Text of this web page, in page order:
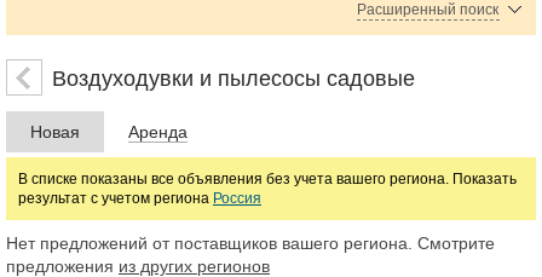
Расширенный поиск
Цена
руб.
Марка
Воздуходувки и пылесосы садовые
Новая Аренда
В списке показаны все объявления без учета вашего региона. Показать
результат с учетом региона Россия
Нет предложений от поставщиков вашего региона. Смотрите
предложения из других регионов